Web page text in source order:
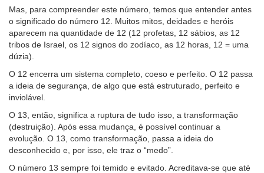
Mas, para compreender este número, temos que entender antes
o significado do número 12. Muitos mitos, deidades e heróis
aparecem na quantidade de 12 (12 profetas, 12 sábios, as 12
tribos de Israel, os 12 signos do zodíaco, as 12 horas, 12 = uma
dúzia).
O 12 encerra um sistema completo, coeso e perfeito. O 12 passa
a ideia de segurança, de algo que está estruturado, perfeito e
inviolável.
O 13, então, significa a ruptura de tudo isso, a transformação
(destruição). Após essa mudança, é possível continuar a
evolução. O 13, como transformação, passa a ideia do
desconhecido e, por isso, ele traz o “medo”.
O número 13 sempre foi temido e evitado. Acreditava-se que até